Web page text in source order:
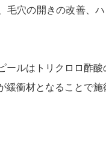
毛穴の開きの改善、
ールはトリクロロ酢
緩衝材となることで